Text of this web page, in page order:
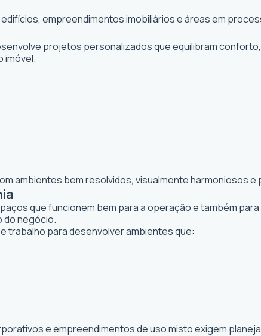
empreendimentos imobiliários e áreas em
projetos personalizados que equilibram
imóvel.
ambientes bem resolvidos, visualmente harmoniosos e
que funcionem bem para a operação e também
do negócio.
trabalho para desenvolver ambientes que:
e empreendimentos de uso misto exigem